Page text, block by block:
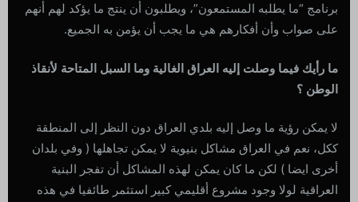
برنامج “ما يطلبه المستمعون”، ويطلبون أن ينتج ما يؤكد لهم أنهم
على صواب وأن أفكارهم هي ما يجب أن يؤمن به الجميع.
ما رأيك فيما وصلت إليه العراق الغالية وما السبل المتاحة لأنقاذ
الوطن ؟
لا يمكن رؤية ما وصل إليه بلدي العراق دون النظر إلى المنطقة
ككل، نعم في العراق مشاكل بنيوية لا يمكن تجاهلها ( وفي بلدان
أخرى ايضا ) لكن ما كان يمكن لهذه المشاكل أن تفجر البنية
العراقية لولا وجود مشروع أقليمي كبير استثمر طائفيا في هذه